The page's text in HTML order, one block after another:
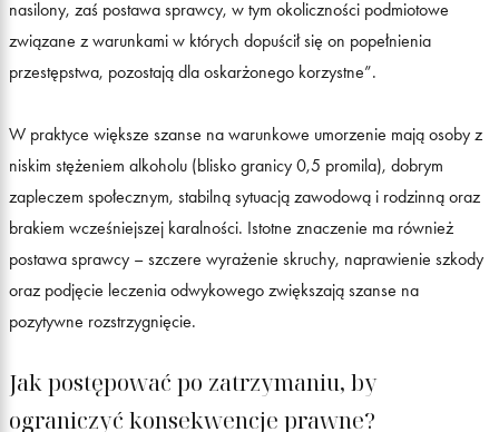
nasilony, zaś postawa sprawcy, w tym okoliczności podmiotowe
związane z warunkami w których dopuścił się on popełnienia
przestępstwa, pozostają dla oskarżonego korzystne”.
W praktyce większe szanse na warunkowe umorzenie mają osoby z
niskim stężeniem alkoholu (blisko granicy 0,5 promila), dobrym
zapleczem społecznym, stabilną sytuacją zawodową i rodzinną oraz
brakiem wcześniejszej karalności. Istotne znaczenie ma również
postawa sprawcy – szczere wyrażenie skruchy, naprawienie szkody
oraz podjęcie leczenia odwykowego zwiększają szanse na
pozytywne rozstrzygnięcie.
Jak postępować po zatrzymaniu, by
ograniczyć konsekwencje prawne?